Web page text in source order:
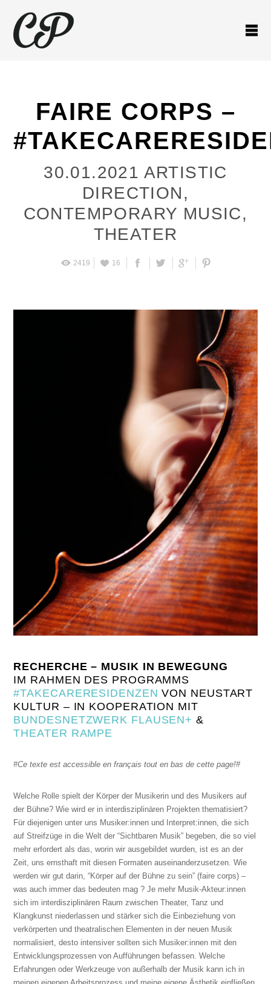
FAIRE CORPS –
30.01.2021 ARTISTIC
DIRECTION,
CONTEMPORARY MUSIC,
THEATER
2419 16
RECHERCHE – MUSIK IN BEWEGUNG
IM RAHMEN DES PROGRAMMS
#TAKECARERESIDENZEN VON NEUSTART
KULTUR – IN KOOPERATION MIT
BUNDESNETZWERK FLAUSEN+ &
THEATER RAMPE
#Ce texte est accessible en français tout en bas de cette page!#
Welche Rolle spielt der Körper der Musikerin und des Musikers auf
der Bühne? Wie wird er in interdisziplinären Projekten thematisiert?
Für diejenigen unter uns Musiker:innen und Interpret:innen, die sich
auf Streifzüge in die Welt der “Sichtbaren Musik” begeben, die so viel
mehr erfordert als das, worin wir ausgebildet wurden, ist es an der
Zeit, uns ernsthaft mit diesen Formaten auseinanderzusetzen. Wie
werden wir gut darin, “Körper auf der Bühne zu sein” (faire corps) –
was auch immer das bedeuten mag ? Je mehr Musik-Akteur:innen
sich im interdisziplinären Raum zwischen Theater, Tanz und
Klangkunst niederlassen und stärker sich die Einbeziehung von
verkörperten und theatralischen Elementen in der neuen Musik
normalisiert, desto intensiver sollten sich Musiker:innen mit den
Entwicklungsprozessen von Aufführungen befassen. Welche
Erfahrungen oder Werkzeuge von außerhalb der Musik kann ich in